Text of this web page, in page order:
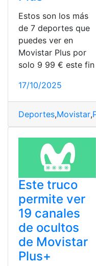
Estos son los más
de 7 deportes que
puedes ver en
Movistar Plus por
solo 9 99 € este fin
17/10/2025
Deportes,Movistar,
Este truco
permite ver
19 canales
de ocultos
de Movistar
Plus+